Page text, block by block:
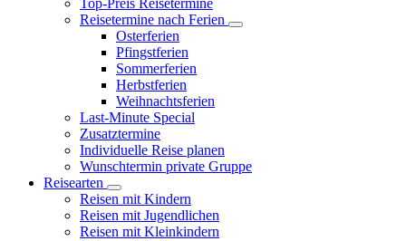
Top-Preis Reisetermine
Reisetermine nach Ferien
Osterferien
Pfingstferien
Sommerferien
Herbstferien
Weihnachtsferien
Last-Minute Special
Zusatztermine
Individuelle Reise planen
Wunschtermin private Gruppe
Reisearten
Reisen mit Kindern
Reisen mit Jugendlichen
Reisen mit Kleinkindern